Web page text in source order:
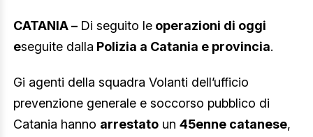
CATANIA – Di seguito le operazioni di oggi
eseguite dalla Polizia a Catania e provincia.
Gi agenti della squadra Volanti dell’ufficio
prevenzione generale e soccorso pubblico di
Catania hanno arrestato un 45enne catanese,